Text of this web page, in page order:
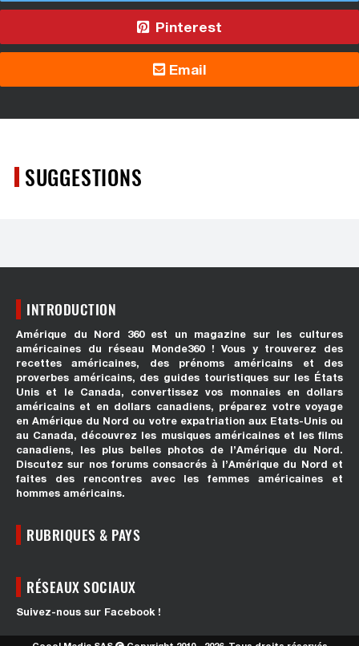
Pinterest
Email
SUGGESTIONS
INTRODUCTION
Amérique du Nord 360 est un magazine sur les cultures
américaines du réseau Monde360 ! Vous y trouverez des
recettes américaines, des prénoms américains et des
proverbes américains, des guides touristiques sur les États
Unis et le Canada, convertissez vos monnaies en dollars
américains et en dollars canadiens, préparez votre voyage
en Amérique du Nord ou votre expatriation aux Etats-Unis ou
au Canada, découvrez les musiques américaines et les films
canadiens, les plus belles photos de l’Amérique du Nord.
Discutez sur nos forums consacrés à l’Amérique du Nord et
faites des rencontres avec les femmes américaines et
hommes américains.
RUBRIQUES & PAYS
RÉSEAUX SOCIAUX
Suivez-nous sur Facebook !